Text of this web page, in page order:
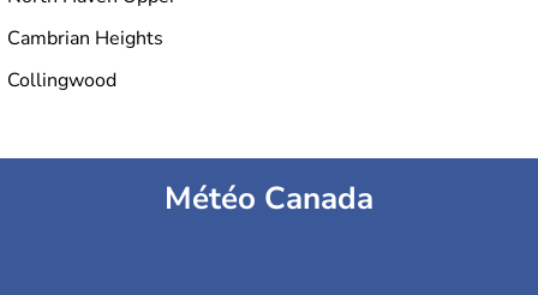
Cambrian Heights
Collingwood
Météo Canada